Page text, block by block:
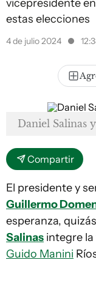
vicepresidente
estas elecciones
4 de julio 2024
Daniel Salinas
Compartir
El presidente y
Guillermo
esperanza,
Salinas integre
Guido Manini